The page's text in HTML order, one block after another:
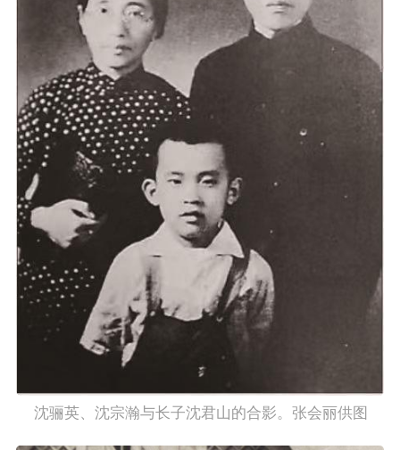
    沈骊英、沈宗瀚与长子沈君山的合影。张会丽供图